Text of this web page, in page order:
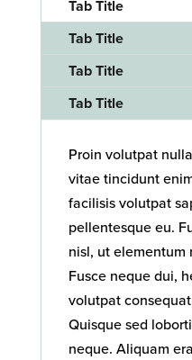
Tab Title
Tab Title
Tab Title
Tab Title
Proin volutpat
vitae tincidunt
facilisis volutpat
pellentesque eu.
nisl, ut elementum
Fusce neque dui,
volutpat
Quisque sed
neque. Aliquam